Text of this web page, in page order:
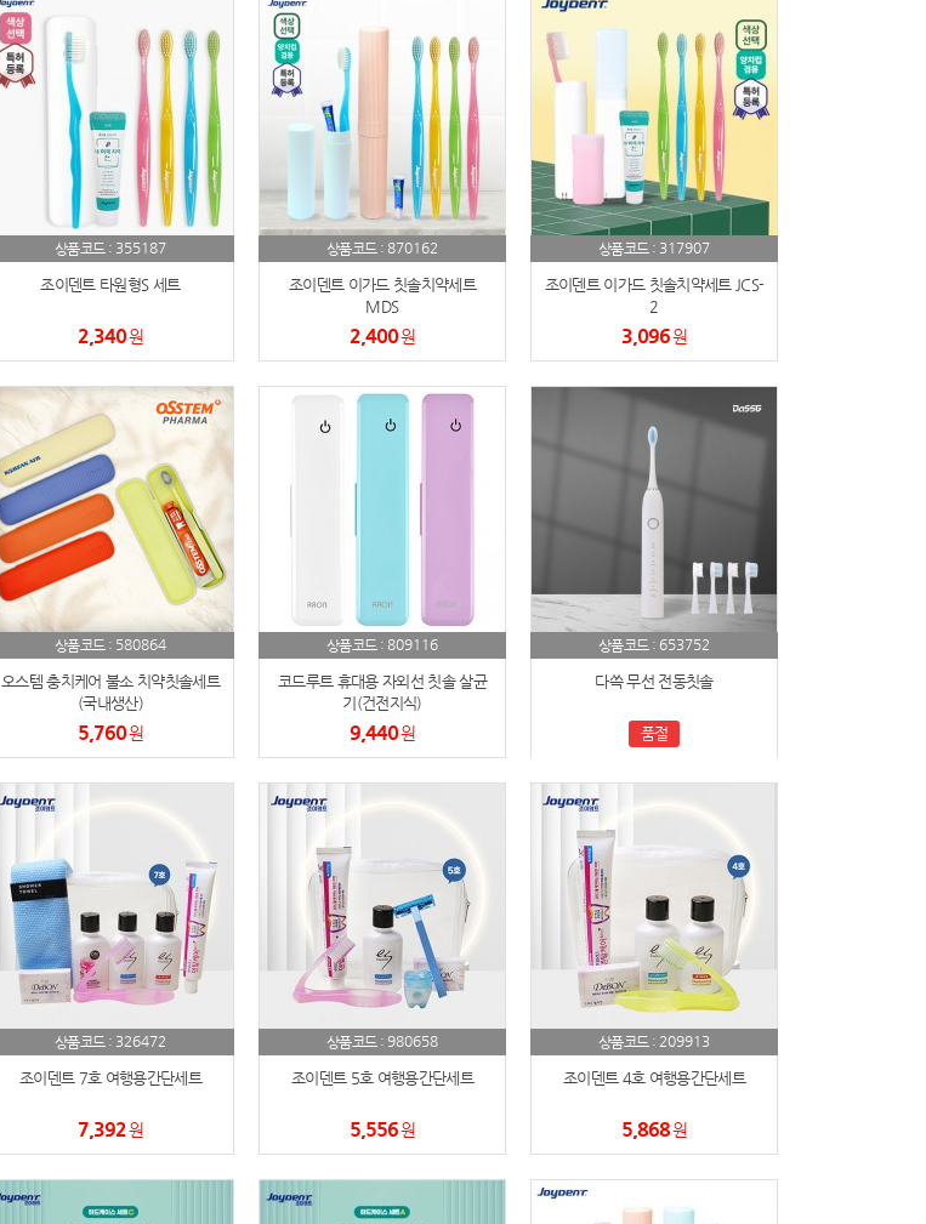
상품코드 : 355187
조이덴트 타원형S 세트
2,340원
상품코드 : 870162
조이덴트 이가드 칫솔치약세트
MDS
2,400원
상품코드 : 317907
조이덴트 이가드 칫솔치약세트 JCS-
2
3,096원
상품코드 : 580864
오스템 충치케어 불소 치약칫솔세트
(국내생산)
5,760원
상품코드 : 809116
코드루트 휴대용 자외선 칫솔 살균
기(건전지식)
9,440원
상품코드 : 653752
다쓱 무선 전동칫솔
품절
상품코드 : 326472
조이덴트 7호 여행용간단세트
7,392원
상품코드 : 980658
조이덴트 5호 여행용간단세트
5,556원
상품코드 : 209913
조이덴트 4호 여행용간단세트
5,868원